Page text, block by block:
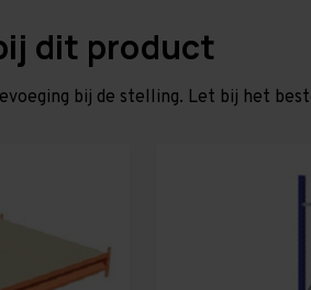
dit product
bij de stelling. Let bij het